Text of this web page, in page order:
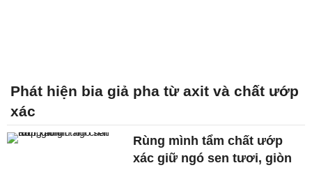
Phát hiện bia giả pha từ axit và chất ướp
xác
Rùng mình tẩm chất ướp
xác giữ ngó sen tươi, giòn